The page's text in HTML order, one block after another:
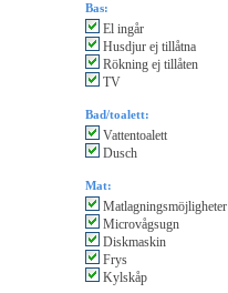
Bas:
El ingår
Husdjur ej tillåtna
Rökning ej tillåten
TV
Bad/toalett:
Vattentoalett
Dusch
Mat:
Matlagningsmöjligheter
Microvågsugn
Diskmaskin
Frys
Kylskåp